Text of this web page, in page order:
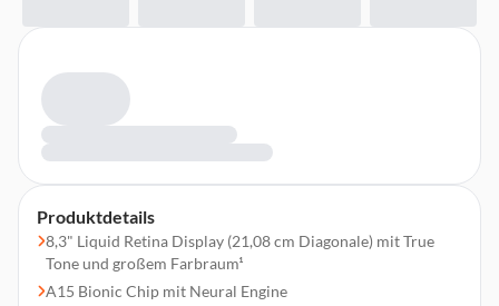
Produktdetails
8,3" Liquid Retina Display (21,08 cm Diagonale) mit True
Tone und großem Farbraum¹
A15 Bionic Chip mit Neural Engine